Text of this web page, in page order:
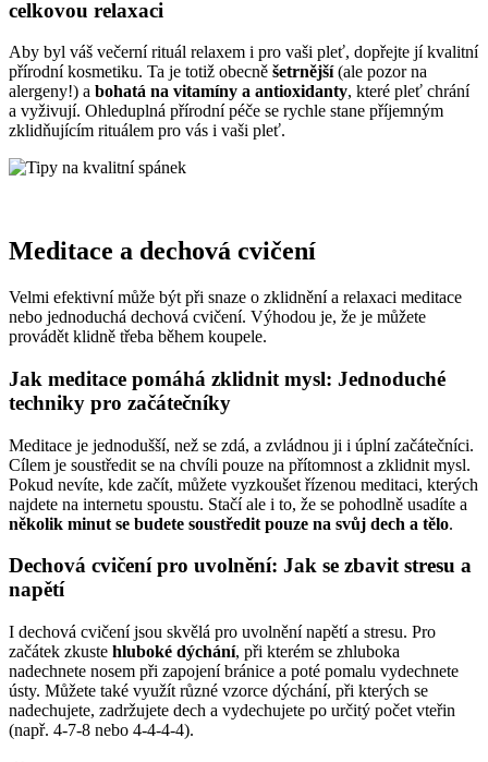
celkovou relaxaci
Aby byl váš večerní rituál relaxem i pro vaši pleť, dopřejte jí kvalitní
přírodní kosmetiku. Ta je totiž obecně šetrnější(ale pozor na
alergeny!) a bohatá na vitamíny a antioxidanty, které pleť chrání
a vyživují. Ohleduplná přírodní péče se rychle stane příjemným
zklidňujícím rituálem pro vás i vaši pleť.
Meditace a dechová cvičení
Velmi efektivní může být při snaze o zklidnění a relaxaci meditace
nebo jednoduchá dechová cvičení. Výhodou je, že je můžete
provádět klidně třeba během koupele.
Jak meditace pomáhá zklidnit mysl: Jednoduché
techniky pro začátečníky
Meditace je jednodušší, než se zdá, a zvládnou ji i úplní začátečníci.
Cílem je soustředit se na chvíli pouze na přítomnost a zklidnit mysl.
Pokud nevíte, kde začít, můžete vyzkoušet řízenou meditaci, kterých
najdete na internetu spoustu. Stačí ale i to, že se pohodlně usadíte a
několik minut se budete soustředit pouze na svůj dech a tělo.
Dechová cvičení pro uvolnění: Jak se zbavit stresu a
napětí
I dechová cvičení jsou skvělá pro uvolnění napětí a stresu. Pro
začátek zkuste hluboké dýchání, při kterém se zhluboka
nadechnete nosem při zapojení bránice a poté pomalu vydechnete
ústy. Můžete také využít různé vzorce dýchání, při kterých se
nadechujete, zadržujete dech a vydechujete po určitý počet vteřin
(např. 4-7-8 nebo 4-4-4-4).